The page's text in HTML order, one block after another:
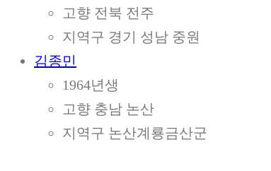
고향 전북 전주
지역구 경기 성남 중원
김종민
1964년생
고향 충남 논산
지역구 논산계룡금산군